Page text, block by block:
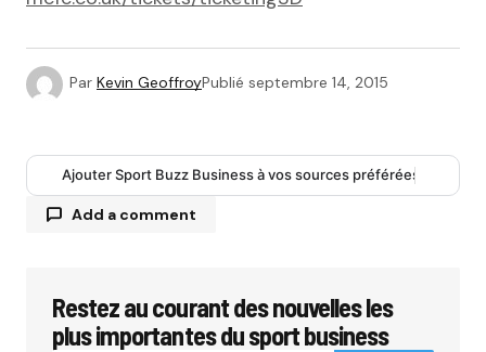
Par Kevin GeoffroyPublié septembre 14, 2015
Ajouter Sport Buzz Business à vos sources préférées
Add a comment
Votre adresse e-mail ne sera pas publiée.Les
champs obligatoires sont indiqués avec*
Restez au courant des nouvelles les
plus importantes du sport business